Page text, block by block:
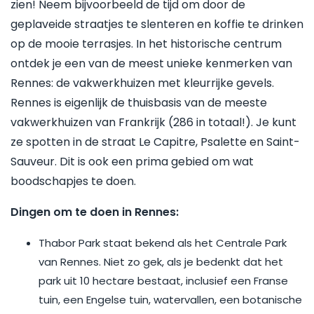
zien! Neem bijvoorbeeld de tijd om door de
geplaveide straatjes te slenteren en koffie te drinken
op de mooie terrasjes. In het historische centrum
ontdek je een van de meest unieke kenmerken van
Rennes: de vakwerkhuizen met kleurrijke gevels.
Rennes is eigenlijk de thuisbasis van de meeste
vakwerkhuizen van Frankrijk (286 in totaal!). Je kunt
ze spotten in de straat Le Capitre, Psalette en Saint-
Sauveur. Dit is ook een prima gebied om wat
boodschapjes te doen.
Dingen om te doen in Rennes:
Thabor Park staat bekend als het Centrale Park
van Rennes. Niet zo gek, als je bedenkt dat het
park uit 10 hectare bestaat, inclusief een Franse
tuin, een Engelse tuin, watervallen, een botanische